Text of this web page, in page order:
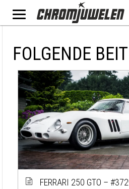
FOLGENDE
FERRARI 250 GTO –